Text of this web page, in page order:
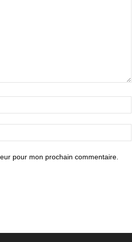
pour mon prochain commentaire.